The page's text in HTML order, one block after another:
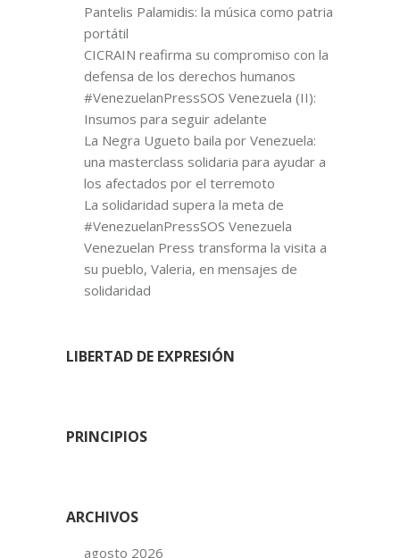
Pantelis Palamidis: la música como patria
portátil
CICRAIN reafirma su compromiso con la
defensa de los derechos humanos
#VenezuelanPressSOS Venezuela (II):
Insumos para seguir adelante
La Negra Ugueto baila por Venezuela:
una masterclass solidaria para ayudar a
los afectados por el terremoto
La solidaridad supera la meta de
#VenezuelanPressSOS Venezuela
Venezuelan Press transforma la visita a
su pueblo, Valeria, en mensajes de
solidaridad
LIBERTAD DE EXPRESIÓN
PRINCIPIOS
ARCHIVOS
agosto 2026